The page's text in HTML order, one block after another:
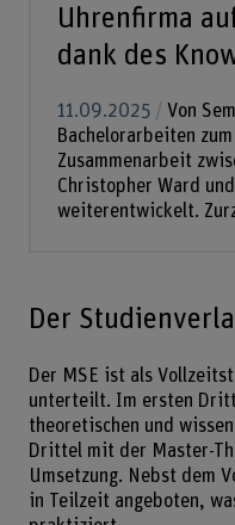
Uhrenfirma
dank des
11.09.2025
Von
Bachelorarbeiten
Zusammenarbeit
Christopher Ward
weiterentwickelt.
Der
Der MSE ist als
unterteilt. Im ersten
theoretischen und
Drittel mit der Master-
Umsetzung. Nebst dem
in Teilzeit angeboten,